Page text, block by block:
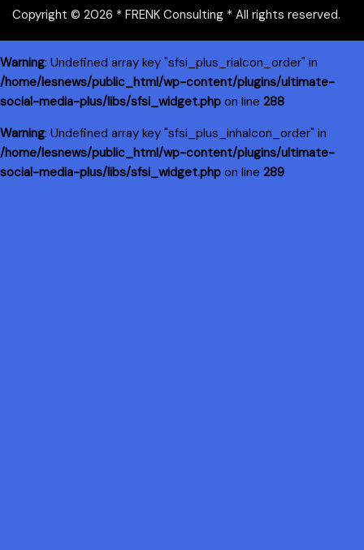
Copyright © 2026 * FRENK Consulting * All rights reserved.
Warning: Undefined array key "sfsi_plus_riaIcon_order" in
/home/lesnews/public_html/wp-content/plugins/ultimate-
social-media-plus/libs/sfsi_widget.php on line 288
Warning: Undefined array key "sfsi_plus_inhaIcon_order" in
/home/lesnews/public_html/wp-content/plugins/ultimate-
social-media-plus/libs/sfsi_widget.php on line 289